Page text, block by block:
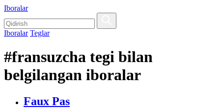
Iboralar
Iboralar Teglar
#fransuzcha tegi bilan
belgilangan iboralar
Faux Pas